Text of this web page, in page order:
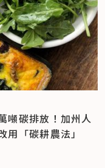
噸碳排放！加州人
「碳耕農法」